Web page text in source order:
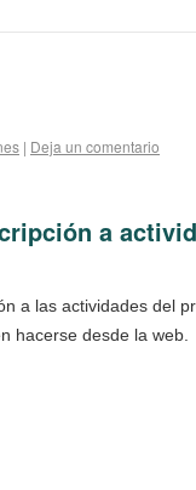
| Deja un comentario
a
a las actividades del
hacerse desde la web.